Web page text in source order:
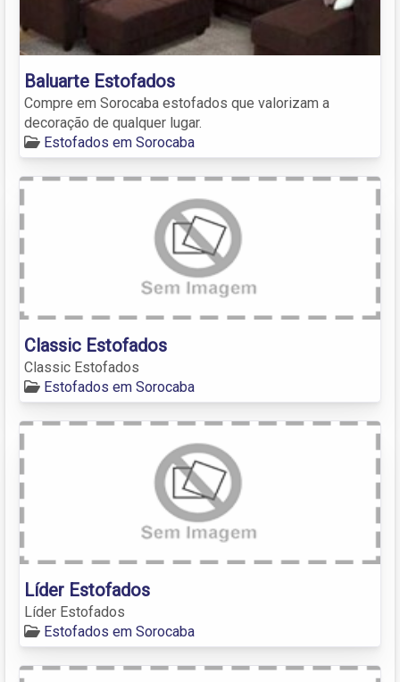
Baluarte Estofados
Compre em Sorocaba estofados que valorizam a
decoração de qualquer lugar.
Estofados em Sorocaba
Classic Estofados
Classic Estofados
Estofados em Sorocaba
Líder Estofados
Líder Estofados
Estofados em Sorocaba